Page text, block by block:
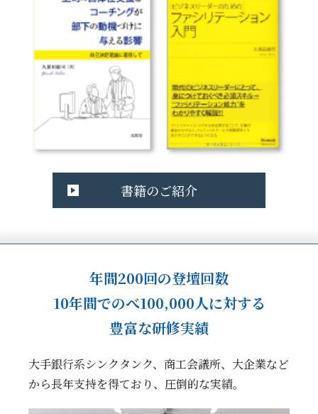
書籍のご紹介
年間200回の登壇回数
10年間でのべ100,000人に対する
豊富な研修実績
大手銀行系シンクタンク、商工会議所、大企業など
から長年支持を得ており、圧倒的な実績。